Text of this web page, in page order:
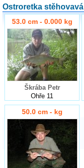
Ostroretka stěhovavá
53.0 cm - 0.000 kg
Škrába Petr
Ohře 11
50.0 cm - kg